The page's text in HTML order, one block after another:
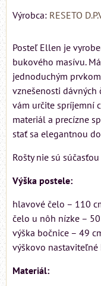
Výrobca: RESETO
Posteľ Ellen je
bukového masívu.
jednoduchým
vznešenosti dávných
vám určite spríjemní
materiál a precízne
stať sa elegantnou
Rošty nie sú
Výška postele:
hlavové čelo – 110
čelo u nôh nízke –
výška bočnice – 49
výškovo
Materiál: